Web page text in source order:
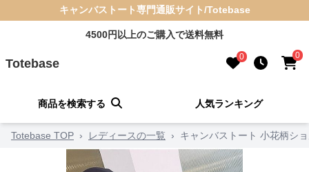
キャンバストート専門通販サイト/Totebase
4500円以上のご購入で送料無料
Totebase 0 0
商品を検索する 人気ランキング
Totebase TOP › レディースの一覧 › キャンバストート 小花柄シ